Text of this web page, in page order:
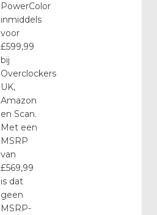
PowerColor
inmiddels
voor
£599,99
bij
Overclockers
UK,
Amazon
en Scan.
Met een
MSRP
van
£569,99
is dat
geen
MSRP-